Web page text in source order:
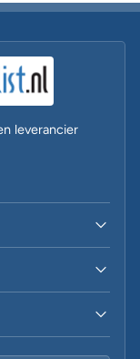
leverancier